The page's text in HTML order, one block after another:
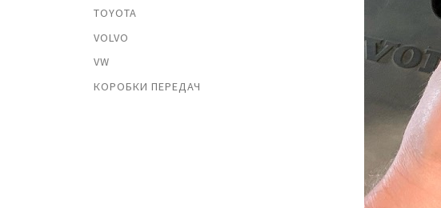
TOYOTA
VOLVO
VW
КОРОБКИ ПЕРЕДАЧ